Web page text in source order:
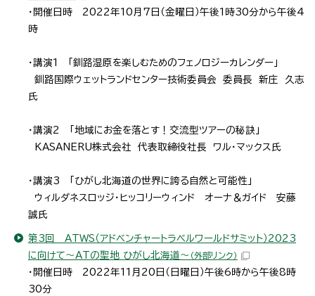
・開催日時 2022年10月7日（金曜日）午後1時30分から午後4
時
・講演1 「釧路湿原を楽しむためのフェノロジーカレンダー」
釧路国際ウェットランドセンター技術委員会 委員長 新庄 久志
氏
・講演2 「地域にお金を落とす！交流型ツアーの秘訣」
KASANERU株式会社 代表取締役社長 ワル・マックス氏
・講演3 「ひがし北海道の世界に誇る自然と可能性」
ウィルダネスロッジ・ヒッコリーウィンド オーナ＆ガイド 安藤
誠氏
第3回 ATWS（アドベンチャートラベルワールドサミット）2023
に向けて～ATの聖地 ひがし北海道～ （外部リンク）
・開催日時 2022年11月20日（日曜日）午後6時から午後8時
30分